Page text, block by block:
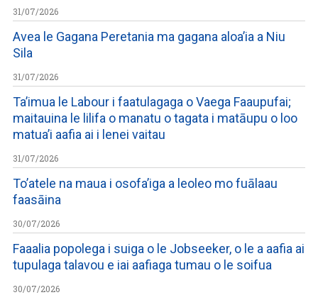
31/07/2026
Avea le Gagana Peretania ma gagana aloa’ia a Niu
Sila
31/07/2026
Ta’imua le Labour i faatulagaga o Vaega Faaupufai;
maitauina le lilifa o manatu o tagata i matāupu o loo
matua’i aafia ai i lenei vaitau
31/07/2026
To’atele na maua i osofa’iga a leoleo mo fuālaau
faasāina
30/07/2026
Faaalia popolega i suiga o le Jobseeker, o le a aafia ai
tupulaga talavou e iai aafiaga tumau o le soifua
30/07/2026